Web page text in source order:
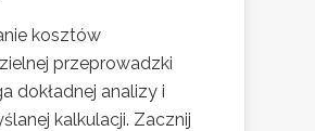
kosztów
przeprowadzki
dokładnej analizy i
kalkulacji. Zacznij